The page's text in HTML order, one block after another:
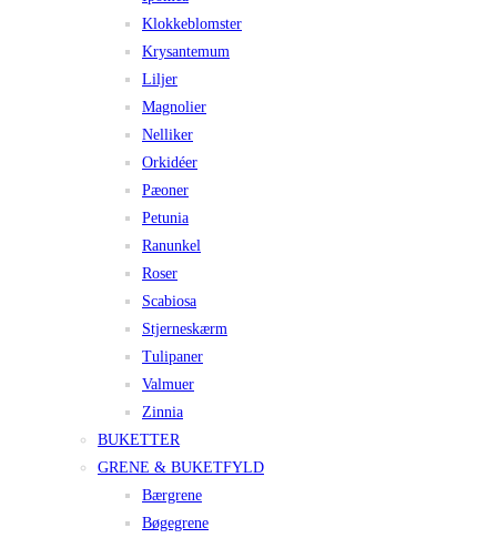
Klokkeblomster
Krysantemum
Liljer
Magnolier
Nelliker
Orkidéer
Pæoner
Petunia
Ranunkel
Roser
Scabiosa
Stjerneskærm
Tulipaner
Valmuer
Zinnia
BUKETTER
GRENE & BUKETFYLD
Bærgrene
Bøgegrene